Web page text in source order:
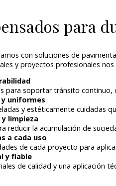
para
con soluciones de
y proyectos profesionales
para soportar tránsito
uniformes
y estéticamente cuidadas
limpieza
reducir la acumulación de
a cada uso
de cada proyecto para
y fiable
de calidad y una aplicación